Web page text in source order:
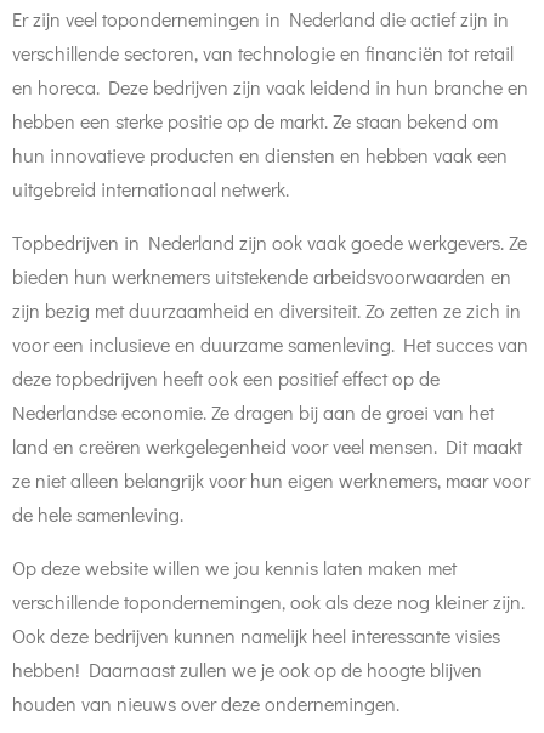
Er zijn veel topondernemingen in Nederland die actief zijn in
verschillende sectoren, van technologie en financiën tot retail
en horeca. Deze bedrijven zijn vaak leidend in hun branche en
hebben een sterke positie op de markt. Ze staan bekend om
hun innovatieve producten en diensten en hebben vaak een
uitgebreid internationaal netwerk.
Topbedrijven in Nederland zijn ook vaak goede werkgevers. Ze
bieden hun werknemers uitstekende arbeidsvoorwaarden en
zijn bezig met duurzaamheid en diversiteit. Zo zetten ze zich in
voor een inclusieve en duurzame samenleving. Het succes van
deze topbedrijven heeft ook een positief effect op de
Nederlandse economie. Ze dragen bij aan de groei van het
land en creëren werkgelegenheid voor veel mensen. Dit maakt
ze niet alleen belangrijk voor hun eigen werknemers, maar voor
de hele samenleving.
Op deze website willen we jou kennis laten maken met
verschillende topondernemingen, ook als deze nog kleiner zijn.
Ook deze bedrijven kunnen namelijk heel interessante visies
hebben! Daarnaast zullen we je ook op de hoogte blijven
houden van nieuws over deze ondernemingen.